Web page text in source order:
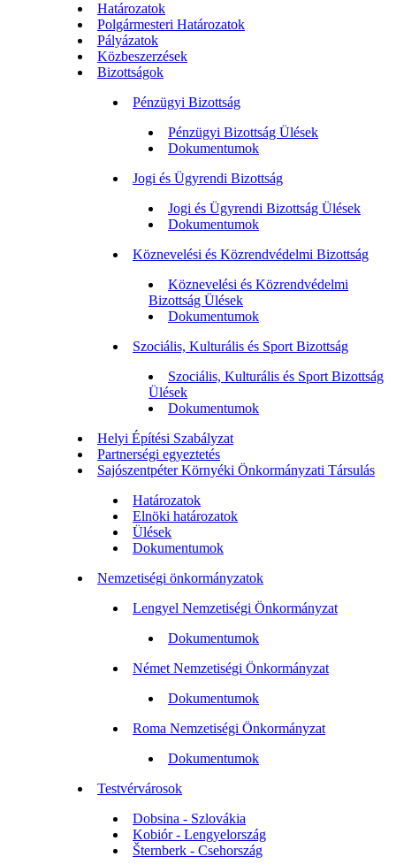
Határozatok
Polgármesteri Határozatok
Pályázatok
Közbeszerzések
Bizottságok
Pénzügyi Bizottság
Pénzügyi Bizottság Ülések
Dokumentumok
Jogi és Ügyrendi Bizottság
Jogi és Ügyrendi Bizottság Ülések
Dokumentumok
Köznevelési és Közrendvédelmi Bizottság
Köznevelési és Közrendvédelmi
Bizottság Ülések
Dokumentumok
Szociális, Kulturális és Sport Bizottság
Szociális, Kulturális és Sport Bizottság
Ülések
Dokumentumok
Helyi Építési Szabályzat
Partnerségi egyeztetés
Sajószentpéter Környéki Önkormányzati Társulás
Határozatok
Elnöki határozatok
Ülések
Dokumentumok
Nemzetiségi önkormányzatok
Lengyel Nemzetiségi Önkormányzat
Dokumentumok
Német Nemzetiségi Önkormányzat
Dokumentumok
Roma Nemzetiségi Önkormányzat
Dokumentumok
Testvérvárosok
Dobsina - Szlovákia
Kobiór - Lengyelország
Šternberk - Csehország